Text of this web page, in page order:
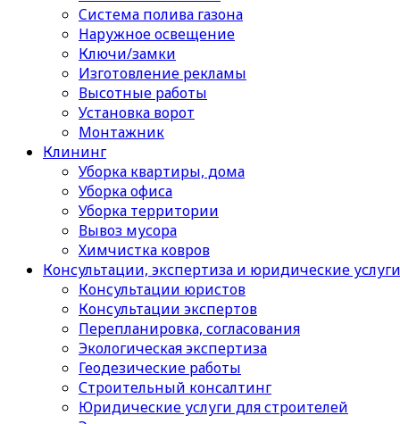
Cистема полива газона
Наружное освещение
Ключи/замки
Изготовление рекламы
Высотные работы
Установка ворот
Монтажник
Клининг
Уборка квартиры, дома
Уборка офиса
Уборка территории
Вывоз мусора
Химчистка ковров
Консультации, экспертиза и юридические услуги
Консультации юристов
Консультации экспертов
Перепланировка, согласования
Экологическая экспертиза
Геодезические работы
Строительный консалтинг
Юридические услуги для строителей